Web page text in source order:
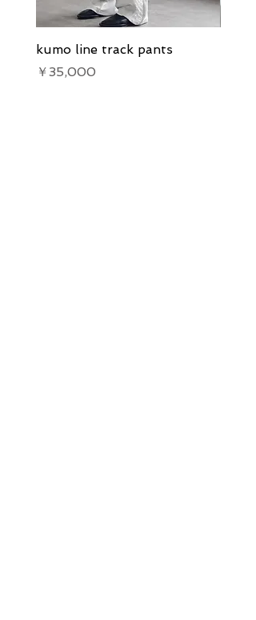
kumo line track pants
価格
￥35,000